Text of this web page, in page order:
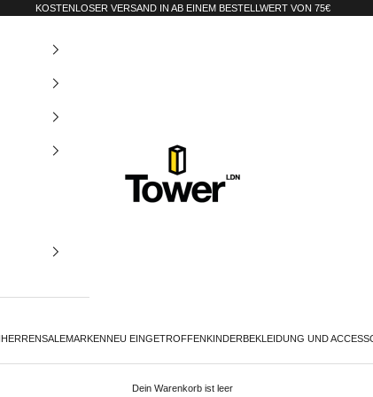
KOSTENLOSER VERSAND IN AB EINEM BESTELLWERT VON 75€
Tower-London.De
HERRENSALEMARKEN NEU EINGETROFFEN KINDER BEKLEIDUNG UND
Dein Warenkorb ist leer